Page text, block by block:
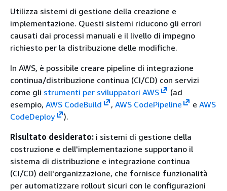
Utilizza sistemi di gestione della creazione e
implementazione. Questi sistemi riducono gli errori
causati dai processi manuali e il livello di impegno
richiesto per la distribuzione delle modifiche.
In AWS, è possibile creare pipeline di integrazione
continua/distribuzione continua (CI/CD) con servizi
come gli strumenti per sviluppatori AWS
(ad
esempio, AWS CodeBuild , AWS CodePipeline e AWS
CodeDeploy
).
Risultato desiderato: i sistemi di gestione della
costruzione e dell'implementazione supportano il
sistema di distribuzione e integrazione continua
(CI/CD) dell'organizzazione, che fornisce funzionalità
per automatizzare rollout sicuri con le configurazioni